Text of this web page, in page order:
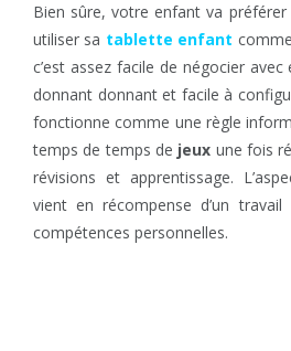
Bien sûre, votre enfant va
utiliser sa tablette enfant
c’est assez facile de négocier avec
donnant donnant et facile à
fonctionne comme une règle
temps de temps de jeux une fois
révisions et apprentissage.
vient en récompense d’un
compétences personnelles.